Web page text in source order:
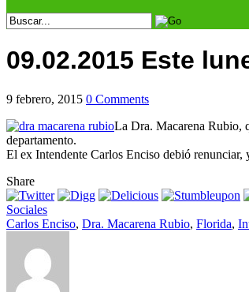
09.02.2015 Este
9 febrero, 2015 0 Comments
La Dra. Macarena Rubio,
departamento.
El ex Intendente Carlos Enciso debió renunciar,
Share
Sociales
Carlos Enciso, Dra. Macarena Rubio, Florida,